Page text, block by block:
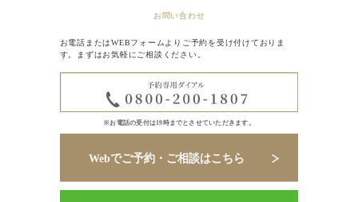
お問い合わせ
お電話またはWEBフォームよりご予約を受け付けておりま
す。まずはお気軽にご相談ください。
※お電話の受付は19時までとさせていただきます。